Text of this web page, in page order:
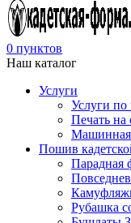
0 пунктов
Наш каталог
Услуги
Услуги
Печать на
Машинная
Пошив
Парадная
Рубашка